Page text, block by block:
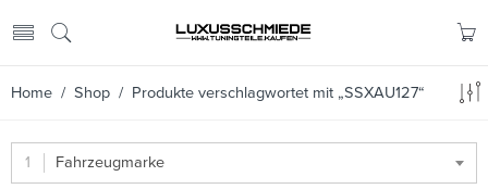
Home / Shop / Produkte verschlagwortet mit „SSXAU127“
Fahrzeugmarke